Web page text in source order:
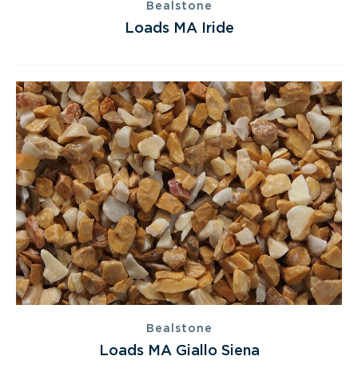
Bealstone
Loads MA Iride
Bealstone
Loads MA Giallo Siena